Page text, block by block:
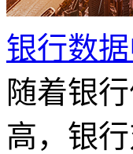
银行数
随着银
高，银